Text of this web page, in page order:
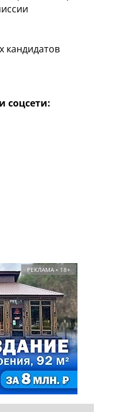
кандидатов
соцсети:
РЕКЛАМА • 18+